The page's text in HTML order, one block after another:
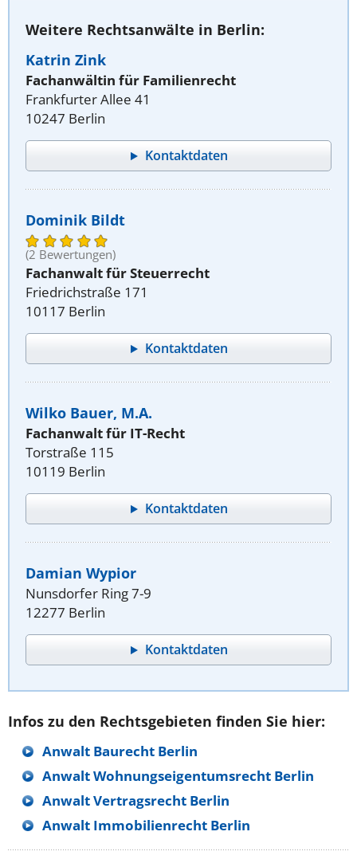
Weitere Rechtsanwälte in Berlin:
Katrin Zink
Fachanwältin für Familienrecht
Frankfurter Allee 41
10247 Berlin
Kontaktdaten
Dominik Bildt
(2 Bewertungen)
Fachanwalt für Steuerrecht
Friedrichstraße 171
10117 Berlin
Kontaktdaten
Wilko Bauer, M.A.
Fachanwalt für IT-Recht
Torstraße 115
10119 Berlin
Kontaktdaten
Damian Wypior
Nunsdorfer Ring 7-9
12277 Berlin
Kontaktdaten
Infos zu den Rechtsgebieten finden Sie hier:
Anwalt Baurecht Berlin
Anwalt Wohnungseigentumsrecht Berlin
Anwalt Vertragsrecht Berlin
Anwalt Immobilienrecht Berlin